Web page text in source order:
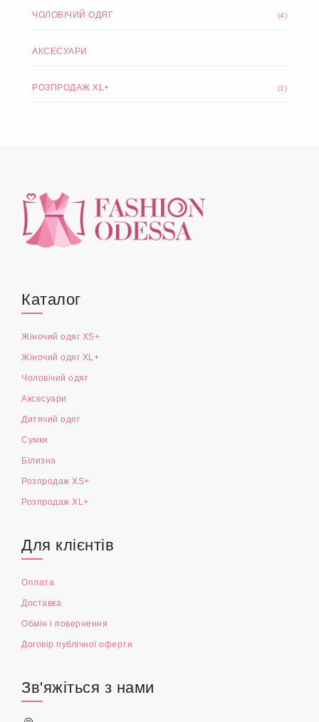
ЧОЛОВІЧИЙ ОДЯГ (4)
АКСЕСУАРИ
РОЗПРОДАЖ XL+ (1)
Каталог
Жіночий одяг XS+
Жіночий одяг XL+
Чоловічий одяг
Аксесуари
Дитячий одяг
Сумки
Білизна
Розпродаж XS+
Розпродаж XL+
Для клієнтів
Оплата
Доставка
Обмін і повернення
Договір публічної оферти
Зв'яжіться з нами